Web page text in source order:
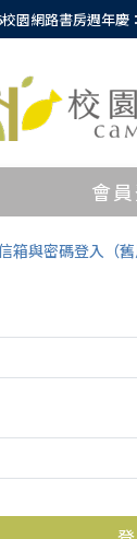
園網路書房週年慶
會
箱與密碼登入（